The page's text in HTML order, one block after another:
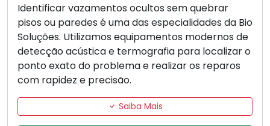
Identificar vazamentos ocultos sem quebrar
pisos ou paredes é uma das especialidades da Bio
Soluções. Utilizamos equipamentos modernos de
detecção acústica e termografia para localizar o
ponto exato do problema e realizar os reparos
com rapidez e precisão.
Saiba Mais